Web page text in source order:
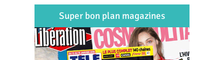
Super bon plan magazines